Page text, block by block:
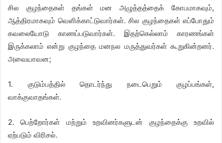
சில குழந்தைகள் தங்கள் மன அழுத்தத்தைக் கோபமாகவும்,
ஆத்திரமாகவும் வெளிக்காட்டுவார்கள். சில குழந்தைகள் எப்போதும்
கவலையோடு காணப்படுவார்கள். இதற்கெல்லாம் காரணங்கள்
இருக்கலாம் என்று குழந்தை மனநல மருத்துவர்கள் கூறுகின்றனர்.
அவையாவன;
1. குடும்பத்தில் தொடர்ந்து நடைபெறும் குழப்பங்கள்,
வாக்குவாதங்கள்.
2. பெற்றோர்கள் மற்றும் உறவினர்களுடன் குழந்தைக்கு உறவில்
ஏற்படும் விரிசல்.